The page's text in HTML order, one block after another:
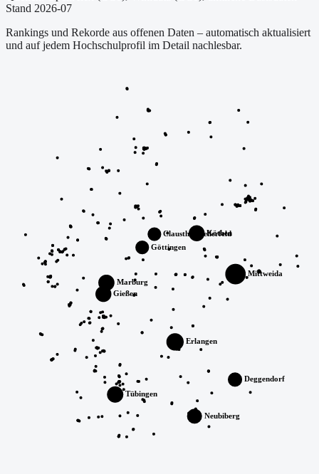
Stand 2026-07
Rankings und Rekorde aus offenen Daten – automatisch aktualisiert
und auf jedem Hochschulprofil im Detail nachlesbar.
Mittweida
Erlangen
Tübingen
Marburg
Köthen
Gießen
Neubiberg
Deggendorf
Göttingen
Clausthal-Zellerfeld